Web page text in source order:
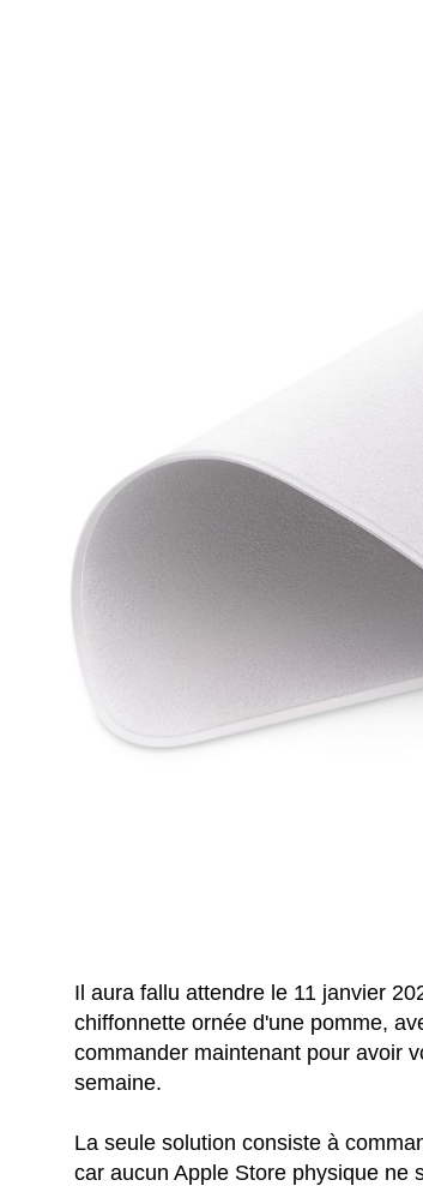
Il aura fallu attendre le 11 janvier
chiffonnette ornée d'une pomme,
commander maintenant pour avoir
semaine.
La seule solution consiste à
car aucun Apple Store physique ne